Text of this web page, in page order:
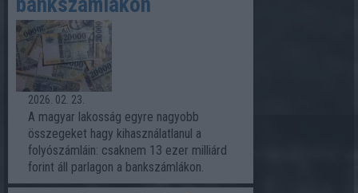
2026. 02. 23.
A magyar lakosság egyre nagyobb
összegeket hagy kihasználatlanul a
folyószámláin: csaknem 13 ezer milliárd
forint áll parlagon a bankszámlákon.